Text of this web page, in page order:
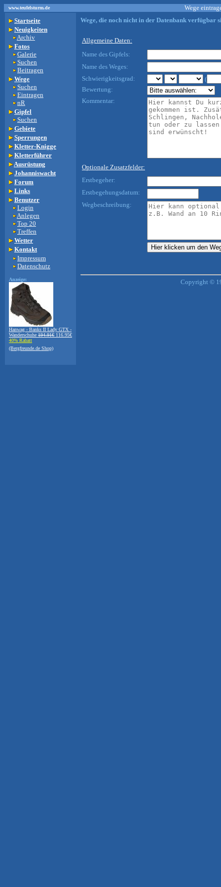
www.teufelsturm.de
Wege
Startseite
Neuigkeiten
Archiv
Fotos
Galerie
Suchen
Beitragen
Wege
Suchen
Eintragen
nR
Gipfel
Suchen
Gebiete
Sperrungen
Kletter-Knigge
Kletterführer
Ausrüstung
Johanniswacht
Forum
Links
Benutzer
Login
Anlegen
Top 20
Treffen
Wetter
Kontakt
Impressum
Datenschutz
Anzeige:
Hanwag - Banks II Lady GTX -
Wanderschuhe 194.91€ 116.95€
40% Rabatt
(Bergfreunde.de Shop)
Wege, die noch nicht in der Datenbank verfügbar
Allgemeine Daten:
Name des Gipfels:
Name des Weges:
Schwierigkeitsgrad:
(
Bewertung:
Kommentar:
Optionale Zusatzfelder:
Erstbegeher:
Erstbegehungsdatum:
Wegbeschreibung:
Copyright ©